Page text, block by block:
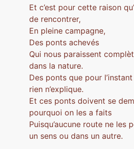
Et c’est pour cette raison
de rencontrer,
En pleine campagne,
Des ponts achevés
Qui nous paraissent
dans la nature.
Des ponts que pour
rien n’explique.
Et ces ponts doivent se
pourquoi on les a faits
Puisqu’aucune route ne les
un sens ou dans un autre.